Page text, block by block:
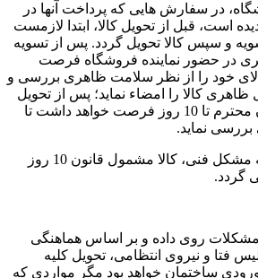
در سفارش هایی که پرداخت آنها در
است، قبل از تحویل کالا، ابتدا لازمست
و سپس کالا تحویل گردد. پس از تسویه
در حضور نماینده فروشگاه فرصت
خود را از نظر سلامت ظاهری بررسی و
کالا را امضاء نماید؛ پس از تحویل
ظاهری، مشتریان محترم تا 10 روز فرصت خواهد داشت تا
بررسی نماید.
در صورت وجود هر گونه مشکل فنی، کالا مشمول قانون 10 روز
گردد.
روی داده و بر اساس هماهنگی
فتا و نیروی انتظامی، تحویل کلیه
ساختمان خواهد بود مگر مواردی که